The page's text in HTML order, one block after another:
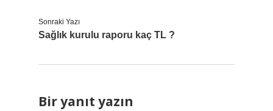
Sonraki Yazı
Sağlık kurulu raporu kaç TL ?
Bir yanıt yazın